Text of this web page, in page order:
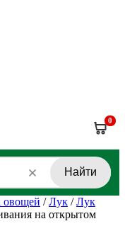
0
Найти
овощей /Лук /Лук
на открытом